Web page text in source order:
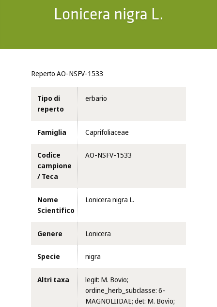
Lonicera nigra L.
Reperto AO-NSFV-1533
Tipo di
reperto
erbario
Famiglia Caprifoliaceae
Codice
campione
/ Teca
AO-NSFV-1533
Nome
Scientifico
Lonicera nigra L.
Genere Lonicera
Specie nigra
Altri taxa
legit: M. Bovio;
ordine_herb_subclasse: 6-
MAGNOLIIDAE; det: M. Bovio;